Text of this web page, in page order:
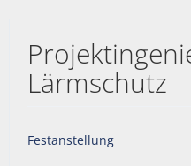
Lärmschutz
Festanstellung